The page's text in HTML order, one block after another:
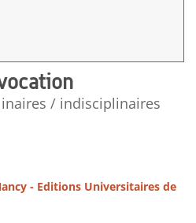
/ indisciplinaires
- Editions Universitaires de